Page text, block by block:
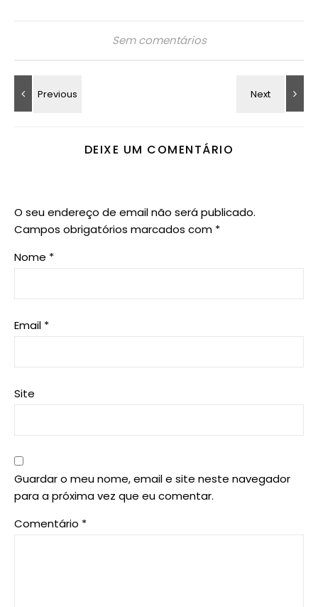
Sem comentários
DEIXE UM COMENTÁRIO
O seu endereço de email não será publicado.
Campos obrigatórios marcados com *
Nome *
Email *
Site
Guardar o meu nome, email e site neste navegador
para a próxima vez que eu comentar.
Comentário *